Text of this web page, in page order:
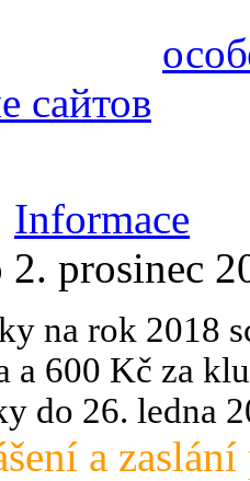
сайтов
Informace
prosinec
na rok 2018
a 600 Kč za
do 26. ledna
a